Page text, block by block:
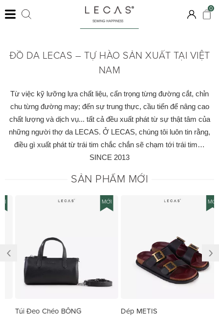
0
ĐỒ DA LECAS – TỰ HÀO SẢN XUẤT TẠI VIỆT
NAM
Từ việc kỹ lưỡng lựa chất liệu, cẩn trọng từng đường cắt, chỉn
chu từng đường may; đến sự trung thực, cầu tiến để nâng cao
chất lượng và dịch vụ... tất cả đều xuất phát từ sự thật tâm của
những người thợ da LECAS. Ở LECAS, chúng tôi luôn tin rằng,
điều gì xuất phát từ trái tim chắc chắn sẽ chạm tới trái tim…
SINCE 2013
SẢN PHẨM MỚI
MỚI
Túi Đeo Chéo BÔNG
Dép METIS
‹ ›